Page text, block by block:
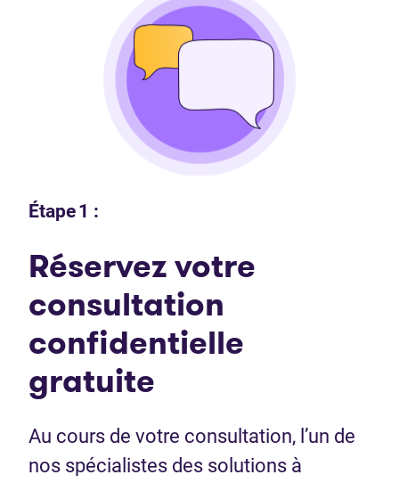
Étape 1 :
Réservez votre
consultation
confidentielle
gratuite
Au cours de votre consultation, l’un de
nos spécialistes des solutions à